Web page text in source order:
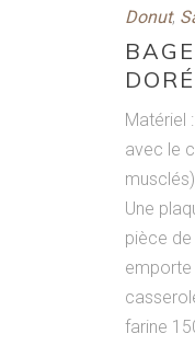
Donut,
DORÉ
Matériel
avec le
Une
pièce
emporte
farine